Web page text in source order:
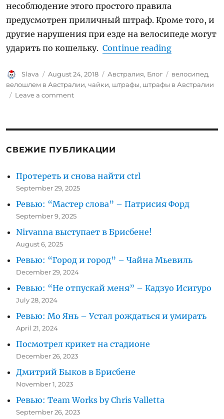
несоблюдение этого простого правила
предусмотрен приличный штраф. Кроме того, и
другие нарушения при езде на велосипеде могут
ударить по кошельку.Continue reading“Езда на
Author
Slava
Posted
on
August 24, 2018 Categories
Австралия, Блог Tags
велосипед,
велошлем в Австралии,чайки, штрафы, штрафы в Австралии
Leave a commenton
гермошлема
СВЕЖИЕ ПУБЛИКАЦИИ
Протереть и снова найти ctrl
September 29, 2025
Ревью: “Мастер слова” – Патрисия Форд
September 9, 2025
Nirvanna выступает в Брисбене!
August 6, 2025
Ревью: “Город и город” – Чайна Мьевиль
December 29, 2024
Ревью: “Не отпускай меня” – Кадзуо Исигуро
July 28, 2024
Ревью: Мо Янь – Устал рождаться и умирать
April 21, 2024
Посмотрел крикет на стадионе
December 26, 2023
Дмитрий Быков в Брисбене
November 1, 2023
Ревью: Team Works by Chris Valletta
September 26, 2023